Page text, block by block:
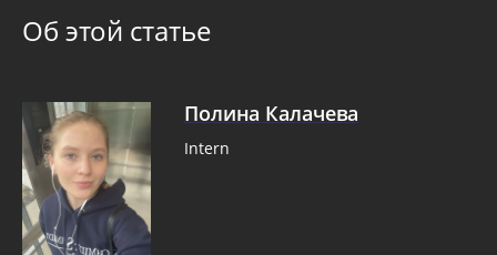
Об этой статье
Полина Калачева
Intern